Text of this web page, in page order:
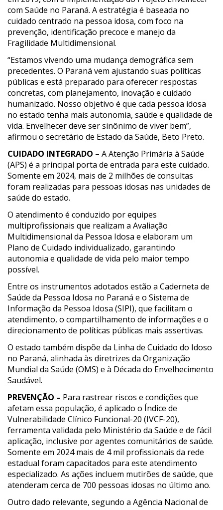
com Saúde no Paraná. A estratégia é baseada no
cuidado centrado na pessoa idosa, com foco na
prevenção, identificação precoce e manejo da
Fragilidade Multidimensional.
“Estamos vivendo uma mudança demográfica sem
precedentes. O Paraná vem ajustando suas políticas
públicas e está preparado para oferecer respostas
concretas, com planejamento, inovação e cuidado
humanizado. Nosso objetivo é que cada pessoa idosa
no estado tenha mais autonomia, saúde e qualidade de
vida. Envelhecer deve ser sinônimo de viver bem”,
afirmou o secretário de Estado da Saúde, Beto Preto.
CUIDADO INTEGRADO – A Atenção Primária à Saúde
(APS) é a principal porta de entrada para este cuidado.
Somente em 2024, mais de 2 milhões de consultas
foram realizadas para pessoas idosas nas unidades de
saúde do estado.
O atendimento é conduzido por equipes
multiprofissionais que realizam a Avaliação
Multidimensional da Pessoa Idosa e elaboram um
Plano de Cuidado individualizado, garantindo
autonomia e qualidade de vida pelo maior tempo
possível.
Entre os instrumentos adotados estão a Caderneta de
Saúde da Pessoa Idosa no Paraná e o Sistema de
Informação da Pessoa Idosa (SIPI), que facilitam o
atendimento, o compartilhamento de informações e o
direcionamento de políticas públicas mais assertivas.
O estado também dispõe da Linha de Cuidado do Idoso
no Paraná, alinhada às diretrizes da Organização
Mundial da Saúde (OMS) e à Década do Envelhecimento
Saudável.
PREVENÇÃO – Para rastrear riscos e condições que
afetam essa população, é aplicado o Índice de
Vulnerabilidade Clínico Funcional-20 (IVCF-20),
ferramenta validada pelo Ministério da Saúde e de fácil
aplicação, inclusive por agentes comunitários de saúde.
Somente em 2024 mais de 4 mil profissionais da rede
estadual foram capacitados para este atendimento
especializado. As ações incluem mutirões de saúde, que
atenderam cerca de 700 pessoas idosas no último ano.
Outro dado relevante, segundo a Agência Nacional de